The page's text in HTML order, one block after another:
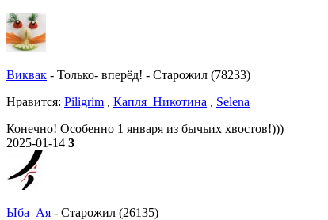
Виквак - Только- вперёд! - Старожил (78233)
Нравитcя: Piligrim Капля_Никотина
Selena
Конечно! Особенно 1 января из бычьих хвостов!)))
2025-01-14 3
Ыба_Ая - Старожил (26135)